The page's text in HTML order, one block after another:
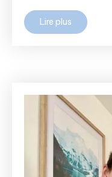
Lire plus